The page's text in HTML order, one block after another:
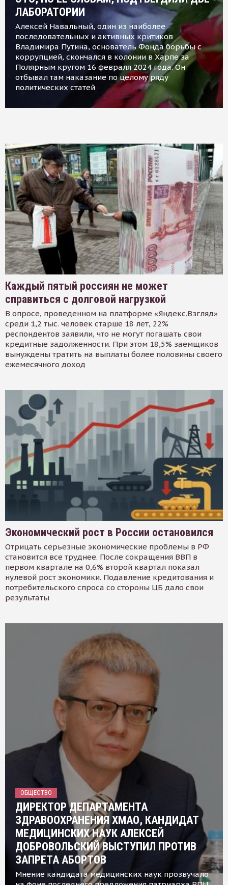
ЛАБОРАТОРИИ
Алексей Навальный, один из наиболее
последовательных и активных критиков
Владимира Путина, основатель Фонда борьбы с
коррупцией, скончался в колонии в Харпе за
Полярным кругом 16 февраля 2024 года. Он
отбывал там наказание по целому ряду
политических статей
Каждый пятый россиян не может
справиться с долговой нагрузкой
В опросе, проведенном на платформе «Яндекс.Взгляд»
среди 1,2 тыс. человек старше 18 лет, 22%
респондентов заявили, что не могут погашать свои
кредитные задолженности. При этом 18,5% заемщиков
вынуждены тратить на выплаты более половины своего
ежемесячного доход
Экономический рост в России остановился
Отрицать серьезные экономические проблемы в РФ
становится все труднее. После сокращения ВВП в
первом квартале на 0,6% второй квартал показал
нулевой рост экономики. Подавление кредитования и
потребительского спроса со стороны ЦБ дало свои
результаты
ОБЩЕСТВО
ДИРЕКТОР ДЕПАРТАМЕНТА
ЗДРАВООХРАНЕНИЯ ХМАО, КАНДИДАТ
МЕДИЦИНСКИХ НАУК АЛЕКСЕЙ
ДОБРОВОЛЬСКИЙ ВЫСТУПИЛ ПРОТИВ
ЗАПРЕТА АБОРТОВ
Мнение кандидата медицинских наук прозвучало